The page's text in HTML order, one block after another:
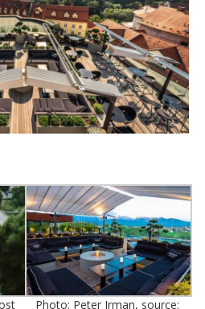
Photo: Peter Irman, source: